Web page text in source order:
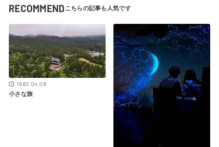
RECOMMEND
1983.04.08
小さな旅